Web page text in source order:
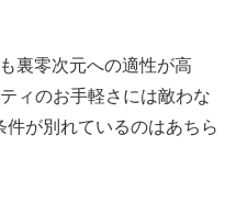
裏零次元への適性が高
ィのお手軽さには敵わな
が別れているのはあちら